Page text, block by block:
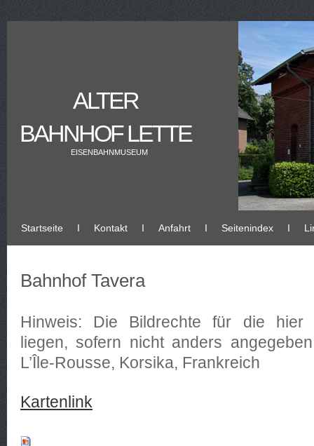
ALTER
BAHNHOF LETTE
EISENBAHNMUSEUM
Startseite Ι Kontakt Ι Anfahrt Ι Seitenindex Ι
Bahnhof Tavera
Hinweis: Die Bildrechte für die hier
liegen, sofern nicht anders
L’Île-Rousse, Korsika, Frankreich
Kartenlink